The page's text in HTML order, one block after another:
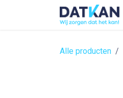
Alle producten